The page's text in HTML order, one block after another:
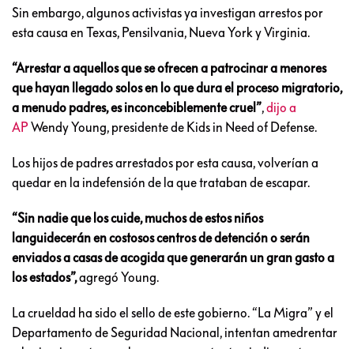
Sin embargo, algunos activistas ya investigan arrestos por
esta causa en Texas, Pensilvania, Nueva York y Virginia.
“Arrestar a aquellos que se ofrecen a patrocinar a menores
que hayan llegado solos en lo que dura el proceso migratorio,
a menudo padres, es inconcebiblemente cruel”,dijo a
AP Wendy Young, presidente de Kids in Need of Defense.
Los hijos de padres arrestados por esta causa, volverían a
quedar en la indefensión de la que trataban de escapar.
“Sin nadie que los cuide, muchos de estos niños
languidecerán en costosos centros de detención o serán
enviados a casas de acogida que generarán un gran gasto a
los estados”,agregó Young.
La crueldad ha sido el sello de este gobierno. “La Migra” y el
Departamento de Seguridad Nacional, intentan amedrentar